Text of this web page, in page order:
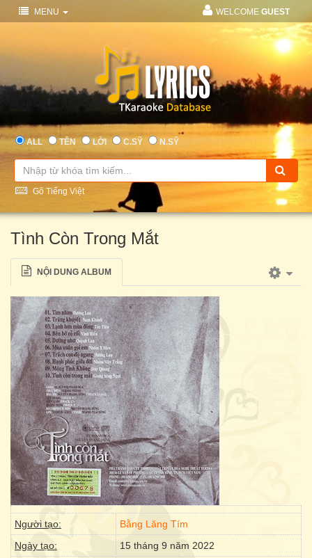
MENU WELCOME GUEST
ALL TÊN LỜI C.SỸ N.SỸ
Gõ Tiếng Việt
Tình Còn Trong Mắt
NỘI DUNG ALBUM
Người tạo:
Bằng Lăng Tím
Ngày tạo:
15 tháng 9 năm 2022